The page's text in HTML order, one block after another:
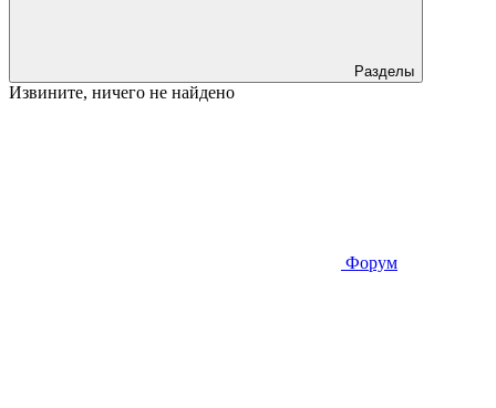
Разделы
Извините, ничего не найдено
Форум